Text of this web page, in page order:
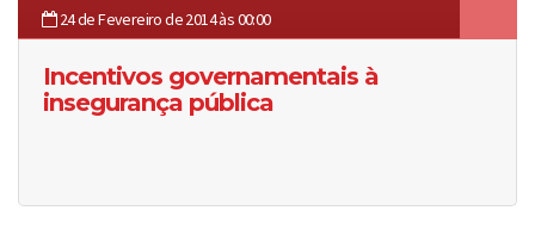
24 de Fevereiro de 2014 às 00:00
Incentivos governamentais à
insegurança pública